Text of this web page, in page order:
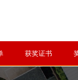
获奖证书